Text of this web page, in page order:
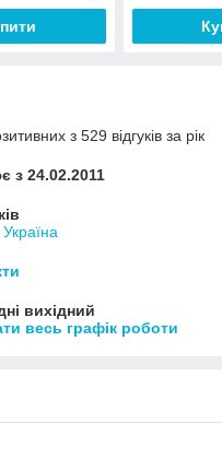
з 529 відгуків за рік
з 24.02.2011
вихідний
весь графік роботи